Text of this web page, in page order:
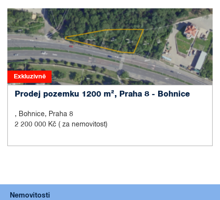
Exkluzivně
Prodej pozemku 1200 m², Praha 8 - Bohnice
, Bohnice, Praha 8
2 200 000 Kč ( za nemovitost)
Nemovitosti